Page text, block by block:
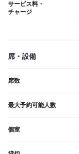
サービス料・
チャージ
席・設備
席数
最大予約可能人数
個室